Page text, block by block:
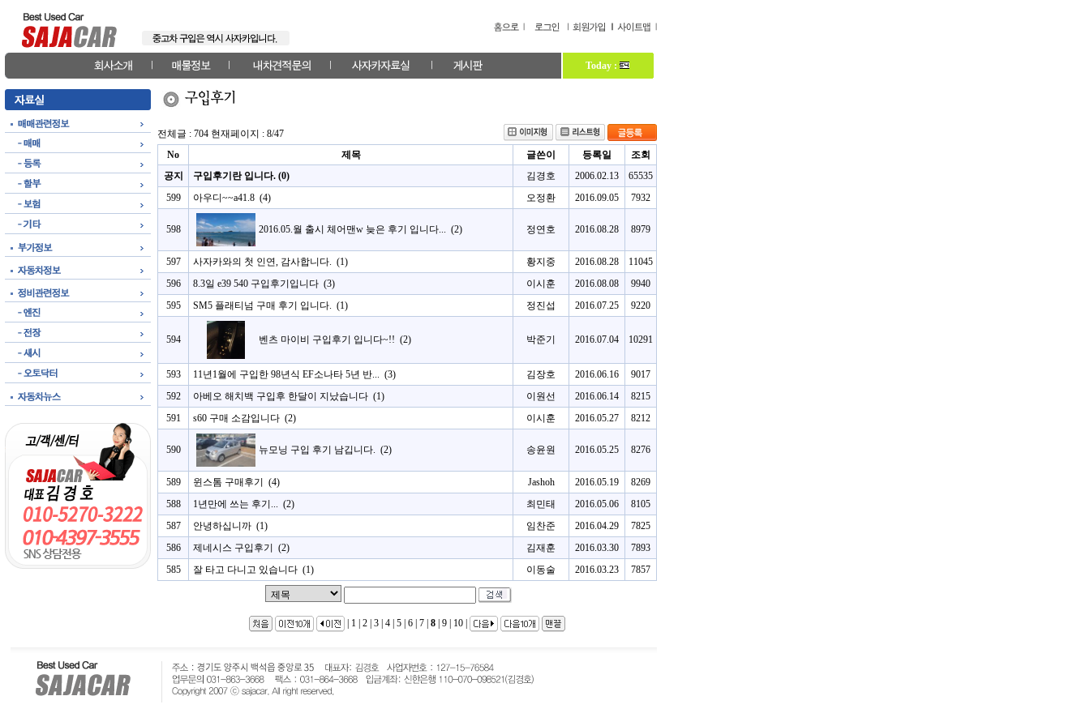
Today :
전체글 : 704 현재페이지 : 8/47
No
제목 글쓴이 등록일
조회
공지
구입후기란 입니다. (0) 김경호 2006.02.13
65535
599
아우디~~a41.8 (4) 오정환 2016.09.05 7932
598 2016.05.월 출시 체어맨w 늦은 후기 입니다... (2) 정연호 2016.08.28 8979
597 사자카와의 첫 인연, 감사합니다. (1) 황지중 2016.08.28
11045
596
8.3일 e39 540 구입후기입니다 (3) 이시훈 2016.08.08
9940
595
SM5 플래티넘 구매 후기 입니다. (1) 정진섭 2016.07.25 9220
594 벤츠 마이비 구입후기 입니다~!! (2) 박준기 2016.07.04 10291
593 11년1월에 구입한 98년식 EF소나타 5년 반... (3) 김장호 2016.06.16
9017
592
아베오 해치백 구입후 한달이 지났습니다 (1) 이원선 2016.06.14
8215
591
s60 구매 소감입니다 (2) 이시훈 2016.05.27 8212
590 뉴모닝 구입 후기 남깁니다. (2) 송윤원 2016.05.25 8276
589 윈스톰 구매후기 (4) Jashoh 2016.05.19
8269
588
1년만에 쓰는 후기... (2) 최민태 2016.05.06
8105
587
안녕하십니까 (1) 임찬준 2016.04.29
7825
586
제네시스 구입후기 (2) 김재훈 2016.03.30
7893
585
잘 타고 다니고 있습니다 (1) 이동술 2016.03.23 7857
| 1 | 2 | 3 | 4 | 5 | 6 | 7 | 8 | 9 | 10 |